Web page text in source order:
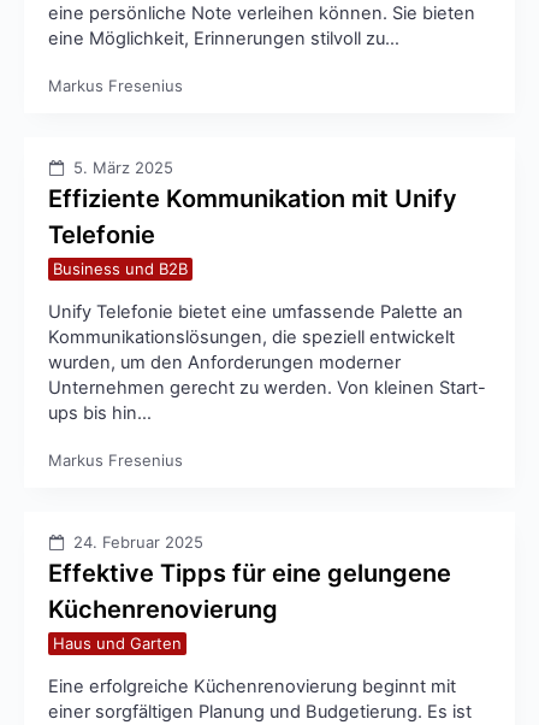
eine persönliche Note verleihen können. Sie bieten
eine Möglichkeit, Erinnerungen stilvoll zu…
Markus Fresenius
5. März 2025
Effiziente Kommunikation mit Unify
Telefonie
Business und B2B
Unify Telefonie bietet eine umfassende Palette an
Kommunikationslösungen, die speziell entwickelt
wurden, um den Anforderungen moderner
Unternehmen gerecht zu werden. Von kleinen Start-
ups bis hin…
Markus Fresenius
24. Februar 2025
Effektive Tipps für eine gelungene
Küchenrenovierung
Haus und Garten
Eine erfolgreiche Küchenrenovierung beginnt mit
einer sorgfältigen Planung und Budgetierung. Es ist